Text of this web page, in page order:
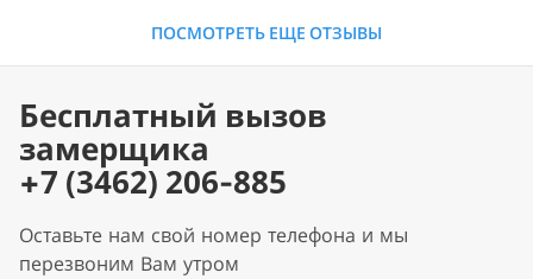
ПОСМОТРЕТЬ ЕЩЕ ОТЗЫВЫ
Бесплатный вызов
замерщика
+7 (3462) 206-885
Оставьте нам свой номер телефона и мы
перезвоним Вам утром